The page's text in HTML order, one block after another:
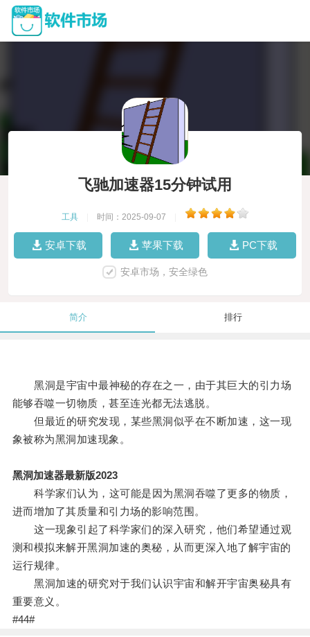
飞驰加速器15分钟试用
工具 时间：2025-09-07
安卓下载 苹果下载 PC下载
安卓市场，安全绿色
简介 排行
黑洞是宇宙中最神秘的存在之一，由于其巨大的引力场
能够吞噬一切物质，甚至连光都无法逃脱。
但最近的研究发现，某些黑洞似乎在不断加速，这一现
象被称为黑洞加速现象。
黑洞加速器最新版2023
科学家们认为，这可能是因为黑洞吞噬了更多的物质，
进而增加了其质量和引力场的影响范围。
这一现象引起了科学家们的深入研究，他们希望通过观
测和模拟来解开黑洞加速的奥秘，从而更深入地了解宇宙的
运行规律。
黑洞加速的研究对于我们认识宇宙和解开宇宙奥秘具有
重要意义。
#44#